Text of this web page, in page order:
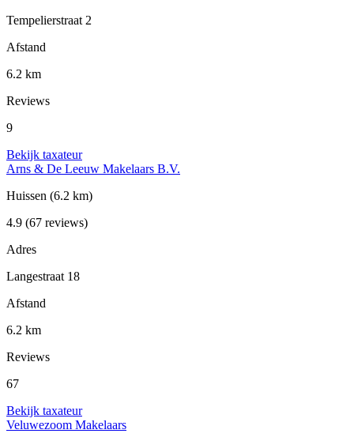
Tempelierstraat 2
Afstand
6.2 km
Reviews
9
Bekijk taxateur
Arns & De Leeuw Makelaars B.V.
Huissen (6.2 km)
4.9 (67 reviews)
Adres
Langestraat 18
Afstand
6.2 km
Reviews
67
Bekijk taxateur
Veluwezoom Makelaars